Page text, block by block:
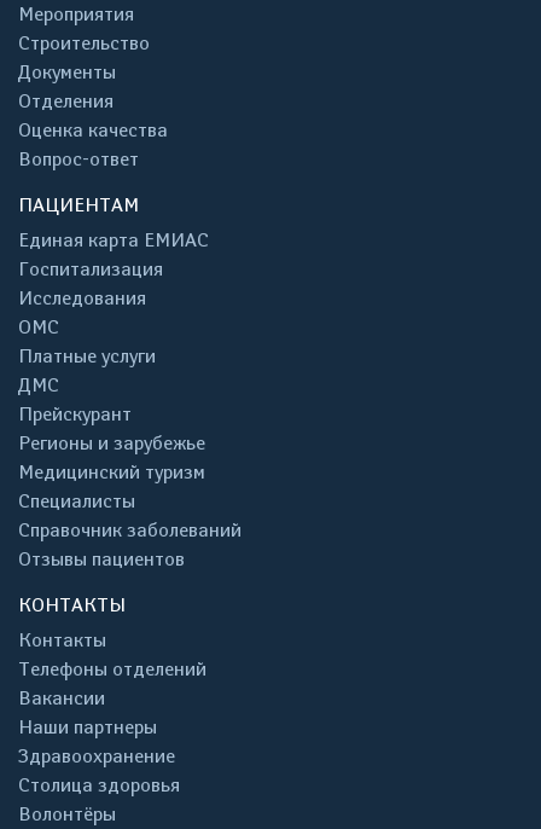
Мероприятия
Строительство
Документы
Отделения
Оценка качества
Вопрос-ответ
ПАЦИЕНТАМ
Единая карта ЕМИАС
Госпитализация
Исследования
ОМС
Платные услуги
ДМС
Прейскурант
Регионы и зарубежье
Медицинский туризм
Специалисты
Справочник заболеваний
Отзывы пациентов
КОНТАКТЫ
Контакты
Телефоны отделений
Вакансии
Наши партнеры
Здравоохранение
Столица здоровья
Волонтёры